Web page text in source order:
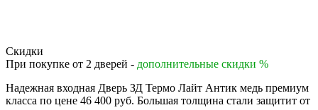
Скидки
При покупке от 2 дверей - дополнительные скидки %
Надежная входная Дверь ЗД Термо Лайт Антик медь премиум
класса по цене 46 400 руб. Большая толщина стали защитит от